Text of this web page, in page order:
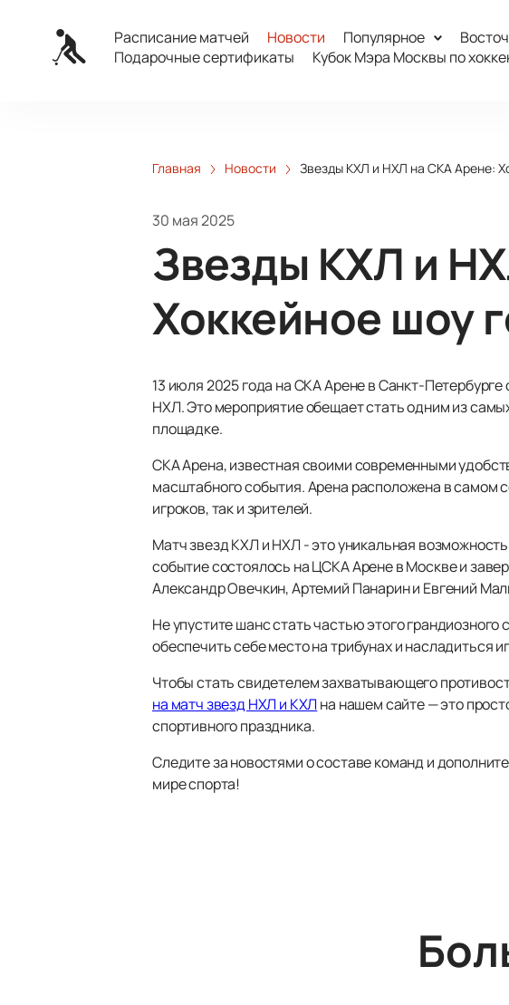
Расписание матчей Новости Популярное
Подарочные сертификаты
Кубок Мэра Москвы по
Главная Новости Звезды КХЛ и НХЛ на СКА Арене:
30 мая 2025
Звезды КХЛ и
Хоккейное шоу
13 июля 2025 года на СКА Арене в Санкт-
НХЛ. Это мероприятие обещает стать одним из
площадке.
СКА Арена, известная своими современными
масштабного события. Арена расположена в самом
игроков, так и зрителей.
Матч звезд КХЛ и НХЛ - это уникальная
событие состоялось на ЦСКА Арене в Москве и
Александр Овечкин, Артемий Панарин и Евгений
Не упустите шанс стать частью этого
обеспечить себе место на трибунах и насладиться
Чтобы стать свидетелем захватывающего
на матч звезд НХЛ и КХЛ на нашем сайте — это
спортивного праздника.
Следите за новостями о составе команд и
мире спорта!